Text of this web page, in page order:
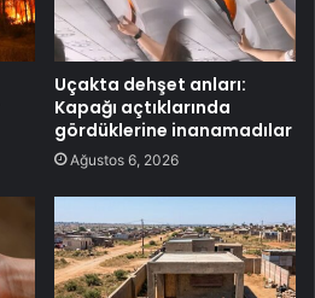
Uçakta dehşet anları:
Kapağı açtıklarında
gördüklerine inanamadılar
Ağustos 6, 2026